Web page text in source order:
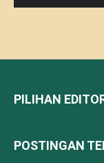
PILIHAN
POSTINGAN